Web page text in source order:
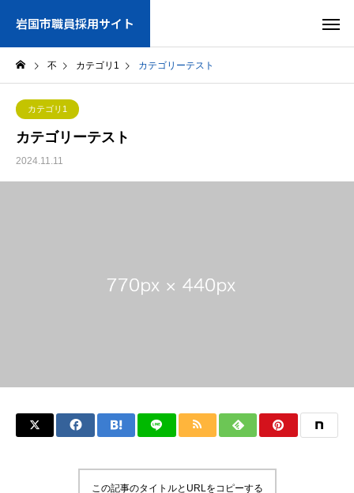
岩国市職員採用サイト
不 カテゴリ1 カテゴリーテスト
カテゴリ1
カテゴリーテスト
2024.11.11
この記事のタイトルとURLをコピーする